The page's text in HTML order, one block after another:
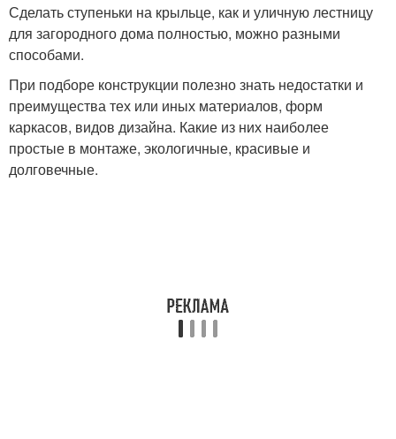
Сделать ступеньки на крыльце, как и уличную лестницу
для загородного дома полностью, можно разными
способами.
При подборе конструкции полезно знать недостатки и
преимущества тех или иных материалов, форм
каркасов, видов дизайна. Какие из них наиболее
простые в монтаже, экологичные, красивые и
долговечные.